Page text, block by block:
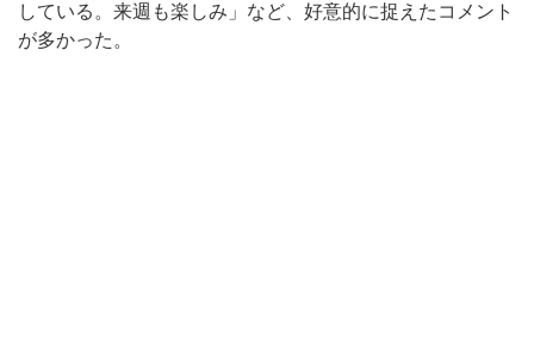
している。来週も楽しみ」など、好意的に捉えたコメント
が多かった。